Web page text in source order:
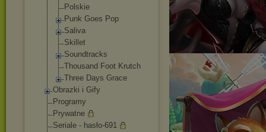
Polskie
Punk Goes Pop
Saliva
Skillet
Soundtracks
Thousand Foot Krutch
Three Days Grace
Obrazki i Gify
Programy
Prywatne
Seriale - hasło-691